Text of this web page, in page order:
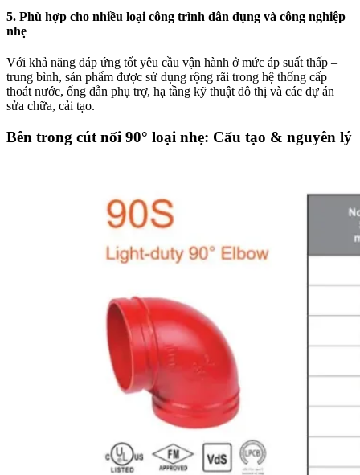
5. Phù hợp cho nhiều loại công trình dân dụng và công nghiệp
nhẹ
Với khả năng đáp ứng tốt yêu cầu vận hành ở mức áp suất thấp –
trung bình, sản phẩm được sử dụng rộng rãi trong hệ thống cấp
thoát nước, ống dẫn phụ trợ, hạ tầng kỹ thuật đô thị và các dự án
sửa chữa, cải tạo.
Bên trong cút nối 90° loại nhẹ: Cấu tạo & nguyên lý